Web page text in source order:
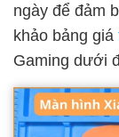
ngày để đảm
khảo bảng giá
Gaming dưới